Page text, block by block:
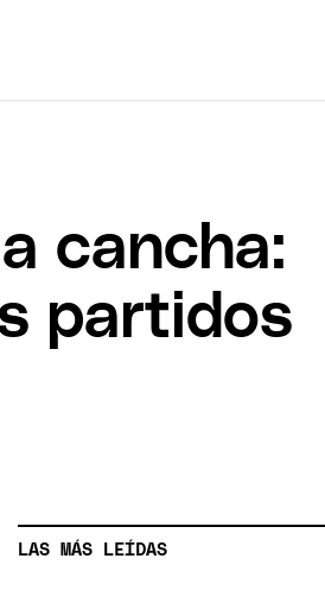
cancha:
partidos
LAS MÁS LEÍDAS